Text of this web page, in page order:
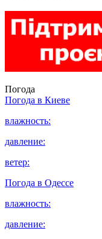
Погода
Погода в Киеве
влажность:
давление:
ветер:
Погода в Одессе
влажность:
давление: